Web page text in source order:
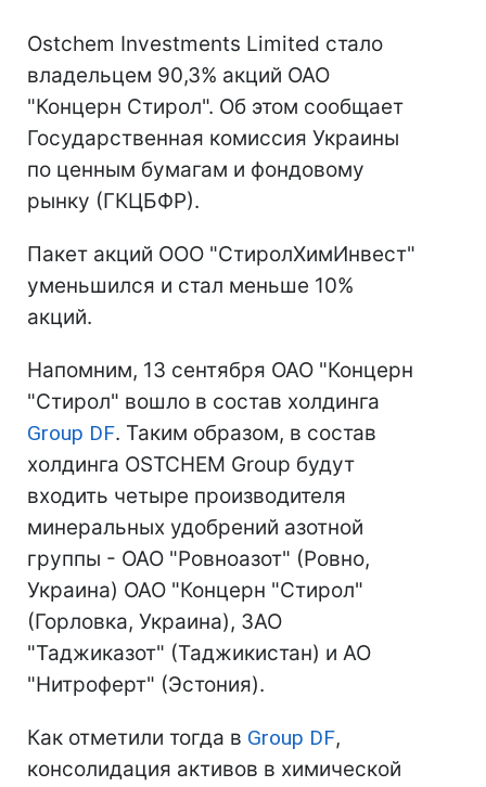
Ostchem Investments Limited стало
владельцем 90,3% акций ОАО
"Концерн Стирол". Об этом сообщает
Государственная комиссия Украины
по ценным бумагам и фондовому
рынку (ГКЦБФР).
Пакет акций ООО "СтиролХимИнвест"
уменьшился и стал меньше 10%
акций.
Напомним, 13 сентября ОАО "Концерн
"Стирол" вошло в состав холдинга
Group DF. Таким образом, в состав
холдинга OSTCHEM Group будут
входить четыре производителя
минеральных удобрений азотной
группы - ОАО "Ровноазот" (Ровно,
Украина) ОАО "Концерн "Стирол"
(Горловка, Украина), ЗАО
"Таджиказот" (Таджикистан) и АО
"Нитроферт" (Эстония).
Как отметили тогда в Group DF,
консолидация активов в химической